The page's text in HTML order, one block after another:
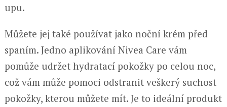
upu.
Můžete jej také používat jako noční krém před
spaním. Jedno aplikování Nivea Care vám
pomůže udržet hydratací pokožky po celou noc,
což vám může pomoci odstranit veškerý suchost
pokožky, kterou můžete mít. Je to ideální produkt